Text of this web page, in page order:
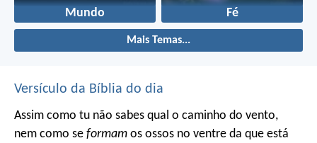
Mundo Fé
Mais Temas...
Versículo da Bíblia do dia
Assim como tu não sabes qual o caminho do vento,
nem como se formam os ossos no ventre da que está